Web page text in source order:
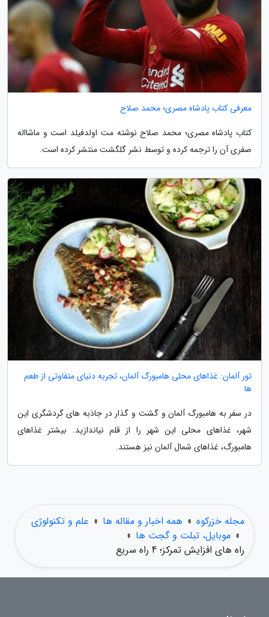
معرفی کتاب پادشاه مصری؛ محمد صلاح
کتاب پادشاه مصری؛ محمد صلاح نوشته مت اولدفیلد است و ماشااله
صفری آن را ترجمه کرده و توسط نشر گلگشت منتشر کرده است.
تور آلمان: غذاهای محلی هامبورگ آلمان، تجربه دنیای متفاوتی از طعم
ها
در سفر به هامبورگ آلمان و گشت و گذار در جاذبه های گردشگری این
شهر، غذاهای محلی این شهر را از قلم نیاندازید. بیشتر غذاهای
هامبورگ، غذاهای شمال آلمان نیز هستند.
مجله خزرکوه » همه اخبار و مقاله ها » علم و تکنولوژی
» موبایل، تبلت و گجت ها »
راه های افزایش تمرکز؛ 4 راه سریع